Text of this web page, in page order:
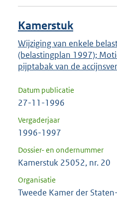
Kamerstuk
Wijziging van enkele
(belastingplan 1997);
pijptabak van de
Datum publicatie
27-11-1996
Vergaderjaar
1996-1997
Dossier- en ondernummer
Kamerstuk 25052, nr. 20
Organisatie
Tweede Kamer der